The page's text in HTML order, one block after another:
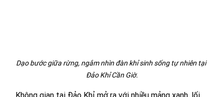
Dạo bước giữa rừng, ngắm nhìn đàn khỉ sinh sống tự nhiên tại
Đảo Khỉ Cần Giờ.
Không gian tại Đảo Khỉ mở ra với nhiều mảng xanh, lối